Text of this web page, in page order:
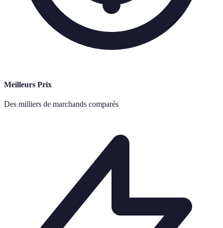
Meilleurs Prix
Des milliers de marchands comparés